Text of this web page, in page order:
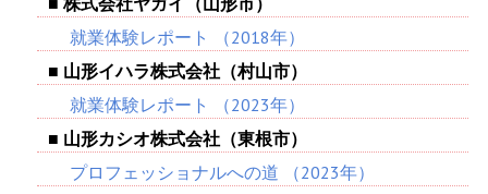
就業体験レポート
（2018年）
■ 山形イハラ株式会社（村山市）
就業体験レポート
（2023年）
■ 山形カシオ株式会社（東根市）
プロフェッショナルへの道 （2023年）